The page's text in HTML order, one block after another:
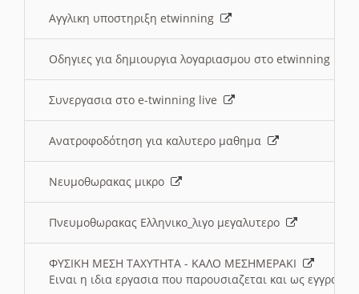
Αγγλικη υποστηριξη etwinning
Οδηγιες για δημιουργια λογαριασμου στο etwinning
Συνεργασια στο e-twinning live
Ανατροφοδότηση για καλυτερο μαθημα
Νευμοθωρακας μικρο
Πνευμοθωρακας Ελληνικο_λιγο μεγαλυτερο
ΦΥΣΙΚΗ ΜΕΣΗ ΤΑΧΥΤΗΤΑ - ΚΑΛΟ ΜΕΣΗΜΕΡΑΚΙ
Ειναι η ιδια εργασια που παρουσιαζεται και ως